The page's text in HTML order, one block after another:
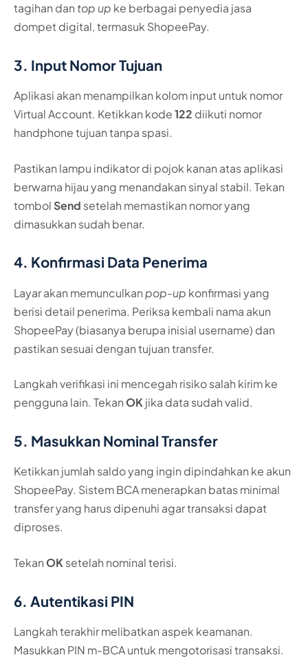
tagihan dan top up ke berbagai penyedia jasa
dompet digital, termasuk ShopeePay.
3. Input Nomor Tujuan
Aplikasi akan menampilkan kolom input untuk nomor
Virtual Account. Ketikkan kode122 diikuti nomor
handphone tujuan tanpa spasi.
Pastikan lampu indikator di pojok kanan atas aplikasi
berwarna hijau yang menandakan sinyal stabil. Tekan
tombol Send setelah memastikan nomor yang
dimasukkan sudah benar.
4. Konfirmasi Data Penerima
Layar akan memunculkanpop-up konfirmasi yang
berisi detail penerima. Periksa kembali nama akun
ShopeePay (biasanya berupa inisial username) dan
pastikan sesuai dengan tujuan transfer.
Langkah verifikasi ini mencegah risiko salah kirim ke
pengguna lain. TekanOKjika data sudah valid.
5. Masukkan Nominal Transfer
Ketikkan jumlah saldo yang ingin dipindahkan ke akun
ShopeePay. Sistem BCA menerapkan batas minimal
transfer yang harus dipenuhi agar transaksi dapat
diproses.
TekanOKsetelah nominal terisi.
6. Autentikasi PIN
Langkah terakhir melibatkan aspek keamanan.
Masukkan PIN m-BCA untuk mengotorisasi transaksi.